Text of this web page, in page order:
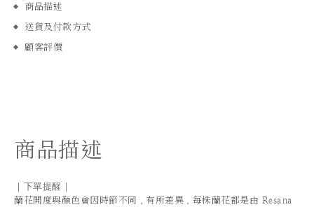
商品描述
送貨及付款方式
顧客評價
商品描述
｜下單提醒｜
蘭花開度與顏色會因時節不同，有所差異，每株蘭花都是由 Resana